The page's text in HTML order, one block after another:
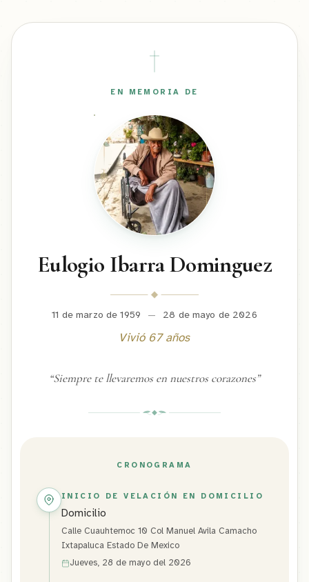
EN MEMORIA DE
Eulogio Ibarra Dominguez
11 de marzo de 1959 — 28 de mayo de 2026
Vivió 67 años
“Siempre te llevaremos en nuestros corazones”
CRONOGRAMA
INICIO DE VELACIÓN EN DOMICILIO
Domicilio
Calle Cuauhtemoc 10 Col Manuel Avila Camacho
Ixtapaluca Estado De Mexico
Jueves, 28 de mayo del 2026